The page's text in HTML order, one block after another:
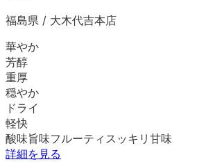
福島県 / 大木代吉本店
華やか
芳醇
重厚
穏やか
ドライ
軽快
酸味旨味フルーティ スッキリ 甘味
詳細を見る